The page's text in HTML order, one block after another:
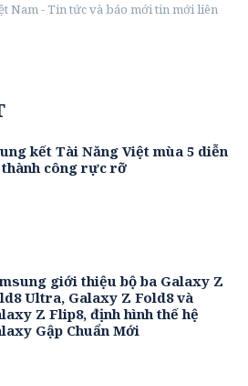
Nam - Tin tức và báo mới tin mới liên
kết Tài Năng Việt mùa 5 diễn
công rực rỡ
giới thiệu bộ ba Galaxy Z
Ultra, Galaxy Z Fold8 và
Z Flip8, định hình thế hệ
Gập Chuẩn Mới